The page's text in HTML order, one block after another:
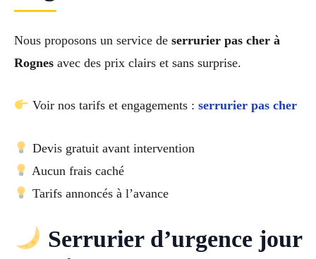
Nous proposons un service de serrurier pas cher à
Rognes avec des prix clairs et sans surprise.
Voir nos tarifs et engagements : serrurier pas cher
Devis gratuit avant intervention
Aucun frais caché
Tarifs annoncés à l’avance
Serrurier d’urgence jour